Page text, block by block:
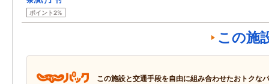
ポイント2%
この施
この施設と交通手段を自由に組み合わせたおトクな